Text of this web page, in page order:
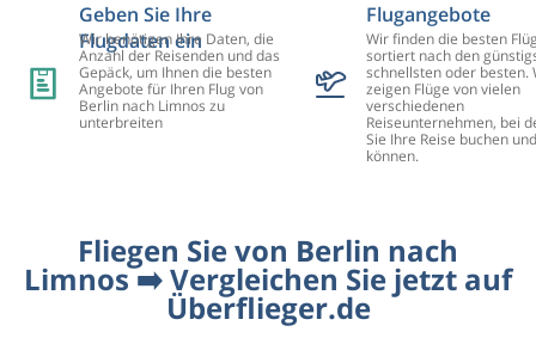
Geben Sie Ihre
Flugdaten ein
Wir benötigen Ihre Daten, die
Anzahl der Reisenden und das
Gepäck, um Ihnen die besten
Angebote für Ihren Flug von
Berlin nach Limnos zu
unterbreiten
Flugangebote
Wir finden die besten
sortiert nach den
schnellsten oder besten.
zeigen Flüge von vielen
verschiedenen
Reiseunternehmen, bei
Sie Ihre Reise buchen
können.
Fliegen Sie von Berlin nach
Limnos ➡️ Vergleichen Sie jetzt auf
Überflieger.de